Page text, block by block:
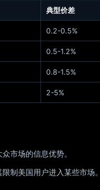
典型价差
0.2-0.5%
0.5-1.2%
0.8-1.5%
2-5%
市场的信息优势。
制美国用户进入某些市场。